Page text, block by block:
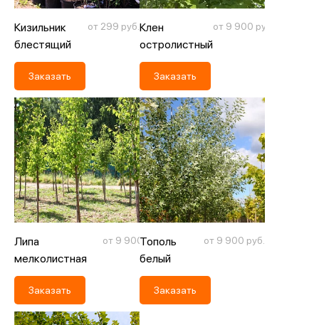
Кизильник
блестящий
от 299 руб.
Заказать
Клен
остролистный
от 9 900 руб.
Заказать
Липа
мелколистная
(сердцелистная)
от 9 900 руб.
Заказать
Тополь
белый
от 9 900 руб.
Заказать